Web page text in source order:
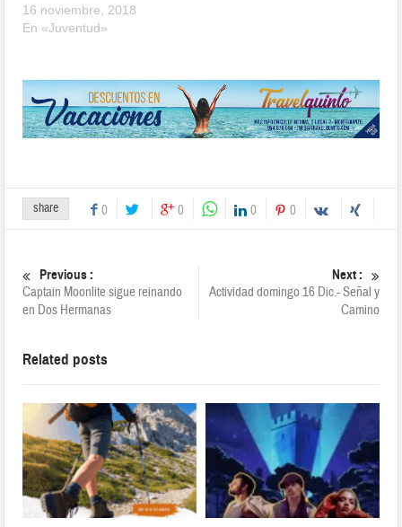
16 noviembre, 2018
En «Juventud»
share 0 0 0 0
Previous :
Captain Moonlite sigue reinando
en Dos Hermanas
Next :
Actividad domingo 16 Dic.- Señal y
Camino
Related posts